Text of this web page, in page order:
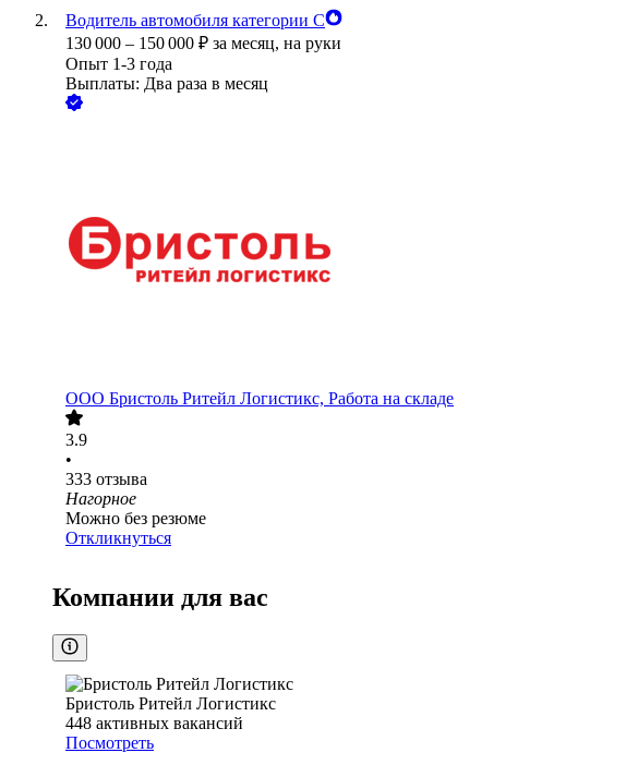
Водитель автомобиля категории С
130 000 – 150 000 ₽ за месяц, на руки
Опыт 1-3 года
Выплаты: Два раза в месяц
ООО Бристоль Ритейл Логистикс, Работа на складе
3.9
•
333 отзыва
Нагорное
Можно без резюме
Откликнуться
Компании для вас
Бристоль Ритейл Логистикс
448 активных вакансий
Посмотреть